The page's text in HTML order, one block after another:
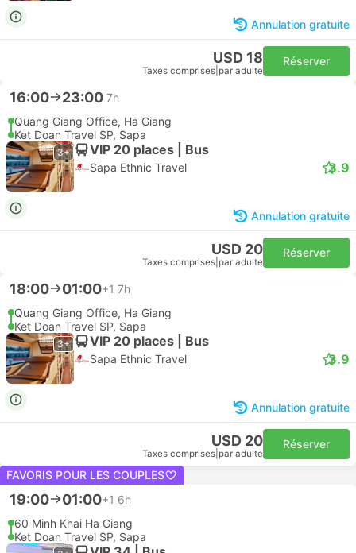
Annulation gratuite
USD 18
Taxes comprises par adulte
Réserver
16:00 23:00 7h
Quang Giang Office, Ha Giang
Ket Doan Travel SP, Sapa
3+ VIP 20 places | Bus
Sapa Ethnic Travel 3.9
Annulation gratuite
USD 20
Taxes comprises par adulte
Réserver
18:00 01:00+1 7h
Quang Giang Office, Ha Giang
Ket Doan Travel SP, Sapa
3+ VIP 20 places | Bus
Sapa Ethnic Travel 3.9
Annulation gratuite
USD 20
Taxes comprises par adulte
Réserver
FAVORIS POUR LES COUPLES
19:00 01:00+1 6h
60 Minh Khai Ha Giang
Ket Doan Travel SP, Sapa